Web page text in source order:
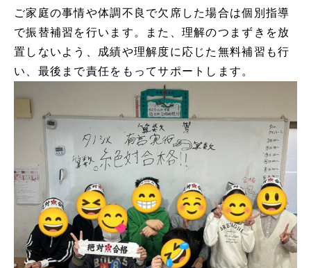
ご家庭の事情や体調不良で欠席した場合は個別指導
で振替補習を行います。また、理解のつまずきを放
置しないよう、成績や理解度に応じた無料補習も行
い、最後まで責任をもってサポートします。